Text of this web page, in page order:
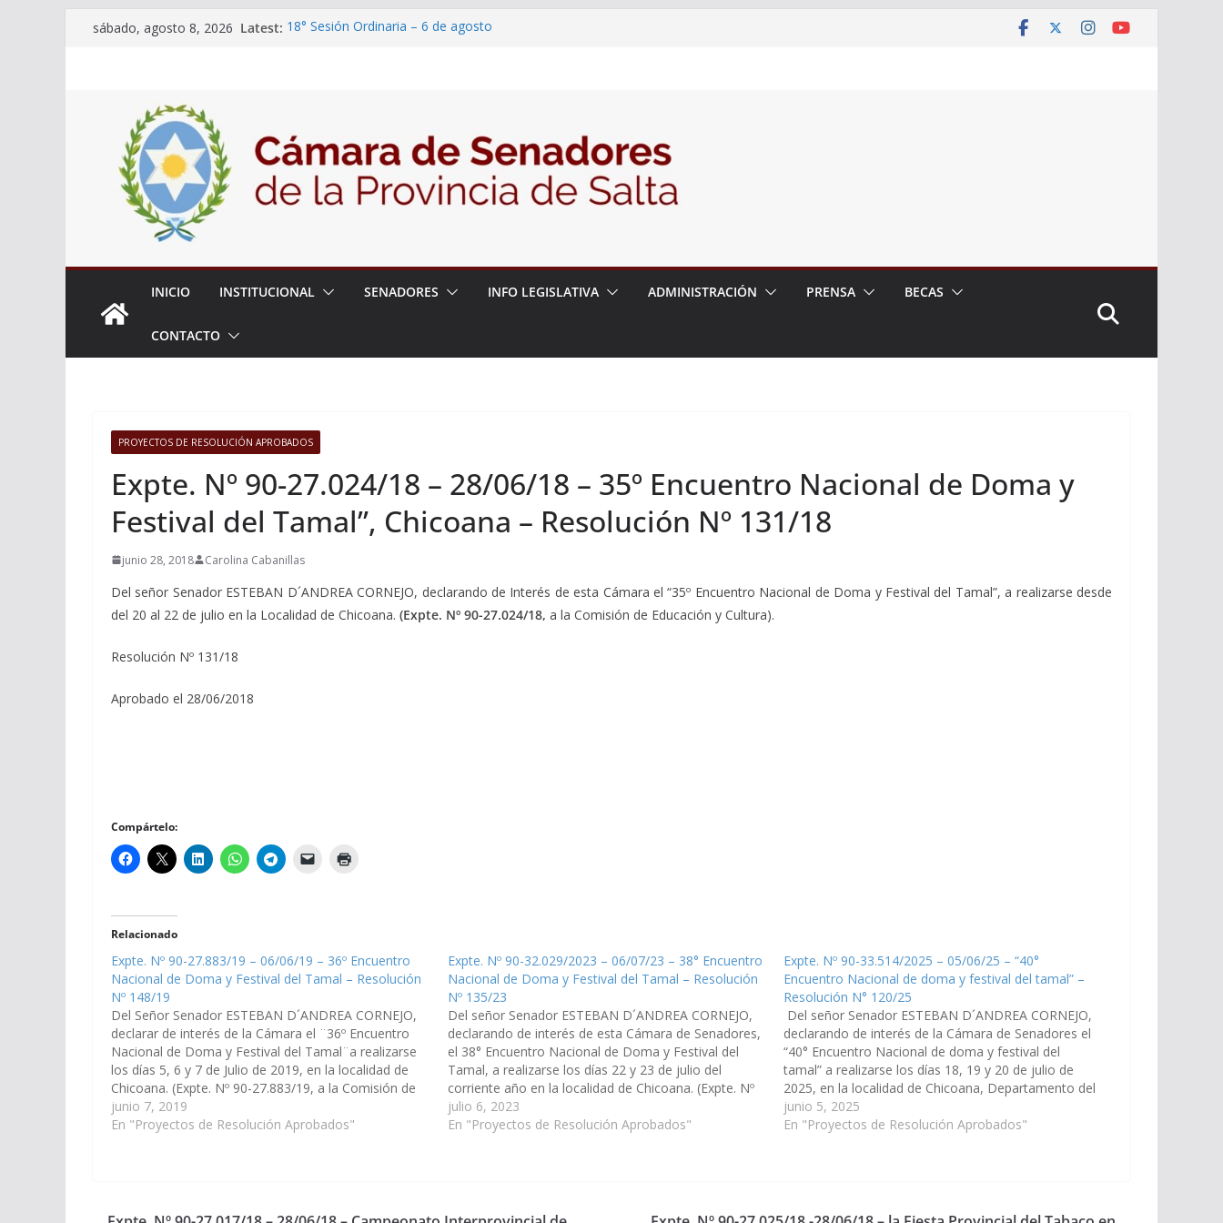
sábado, agosto 8, 2026 Latest: 18° Sesión Ordinaria – 6 de agosto
Expte. Nº 90-34.516/2026 – 06/08/26 – Créase el Ente Salteño
de Protección y Control Vegetal
INICIO INSTITUCIONAL SENADORES INFO LEGISLATIVA ADMINISTRACIÓN PRENSA BECAS
CONTACTO
PROYECTOS DE RESOLUCIÓN APROBADOS
Expte. Nº 90-27.024/18 – 28/06/18 – 35º Encuentro Nacional de Doma y
Festival del Tamal”, Chicoana – Resolución Nº 131/18
junio 28, 2018 Carolina Cabanillas
Del señor Senador ESTEBAN D´ANDREA CORNEJO, declarando de Interés de esta Cámara el “35º Encuentro Nacional de Doma y Festival del Tamal”, a realizarse desde
del 20 al 22 de julio en la Localidad de Chicoana. (Expte. Nº 90-27.024/18, a la Comisión de Educación y Cultura).
Resolución Nº 131/18
Aprobado el 28/06/2018
Compártelo:
Relacionado
Expte. Nº 90-27.883/19 – 06/06/19 – 36º Encuentro
Nacional de Doma y Festival del Tamal – Resolución
Nº 148/19
Del Señor Senador ESTEBAN D´ANDREA CORNEJO,
declarar de interés de la Cámara el ¨36º Encuentro
Nacional de Doma y Festival del Tamal¨a realizarse
los días 5, 6 y 7 de Julio de 2019, en la localidad de
Chicoana. (Expte. Nº 90-27.883/19, a la Comisión de
Educación y Cultura) Resolución Nº 148/19…
junio 7, 2019
En "Proyectos de Resolución Aprobados"
Expte. Nº 90-32.029/2023 – 06/07/23 – 38° Encuentro
Nacional de Doma y Festival del Tamal – Resolución
Nº 135/23
Del señor Senador ESTEBAN D´ANDREA CORNEJO,
declarando de interés de esta Cámara de Senadores,
el 38° Encuentro Nacional de Doma y Festival del
Tamal, a realizarse los días 22 y 23 de julio del
corriente año en la localidad de Chicoana. (Expte. Nº
90-32.029/2023, a la Comisión de Educación, Cultura,
Ciencia y…
julio 6, 2023
En "Proyectos de Resolución Aprobados"
Expte. Nº 90-33.514/2025 – 05/06/25 – “40°
Encuentro Nacional de doma y festival del tamal” –
Resolución N° 120/25
Del señor Senador ESTEBAN D´ANDREA CORNEJO,
declarando de interés de la Cámara de Senadores el
“40° Encuentro Nacional de doma y festival del
tamal” a realizarse los días 18, 19 y 20 de julio de
2025, en la localidad de Chicoana, Departamento del
mismo nombre. (Expte. Nº 90-33.514/2025, a la
Comisión…
junio 5, 2025
En "Proyectos de Resolución Aprobados"